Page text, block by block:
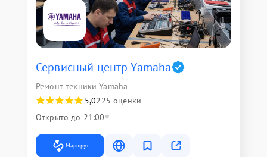
Сервисный центр Yamaha
Ремонт техники Yamaha
5,0225 оценки
Открыто до 21:00
Маршрут